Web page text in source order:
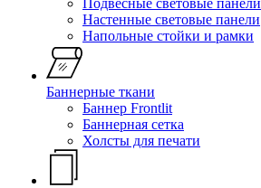
Подвесные световые панели
Настенные световые панели
Напольные стойки и рамки
Баннерные ткани
Баннер Frontlit
Баннерная сетка
Холсты для печати